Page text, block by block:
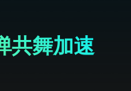
共舞加速